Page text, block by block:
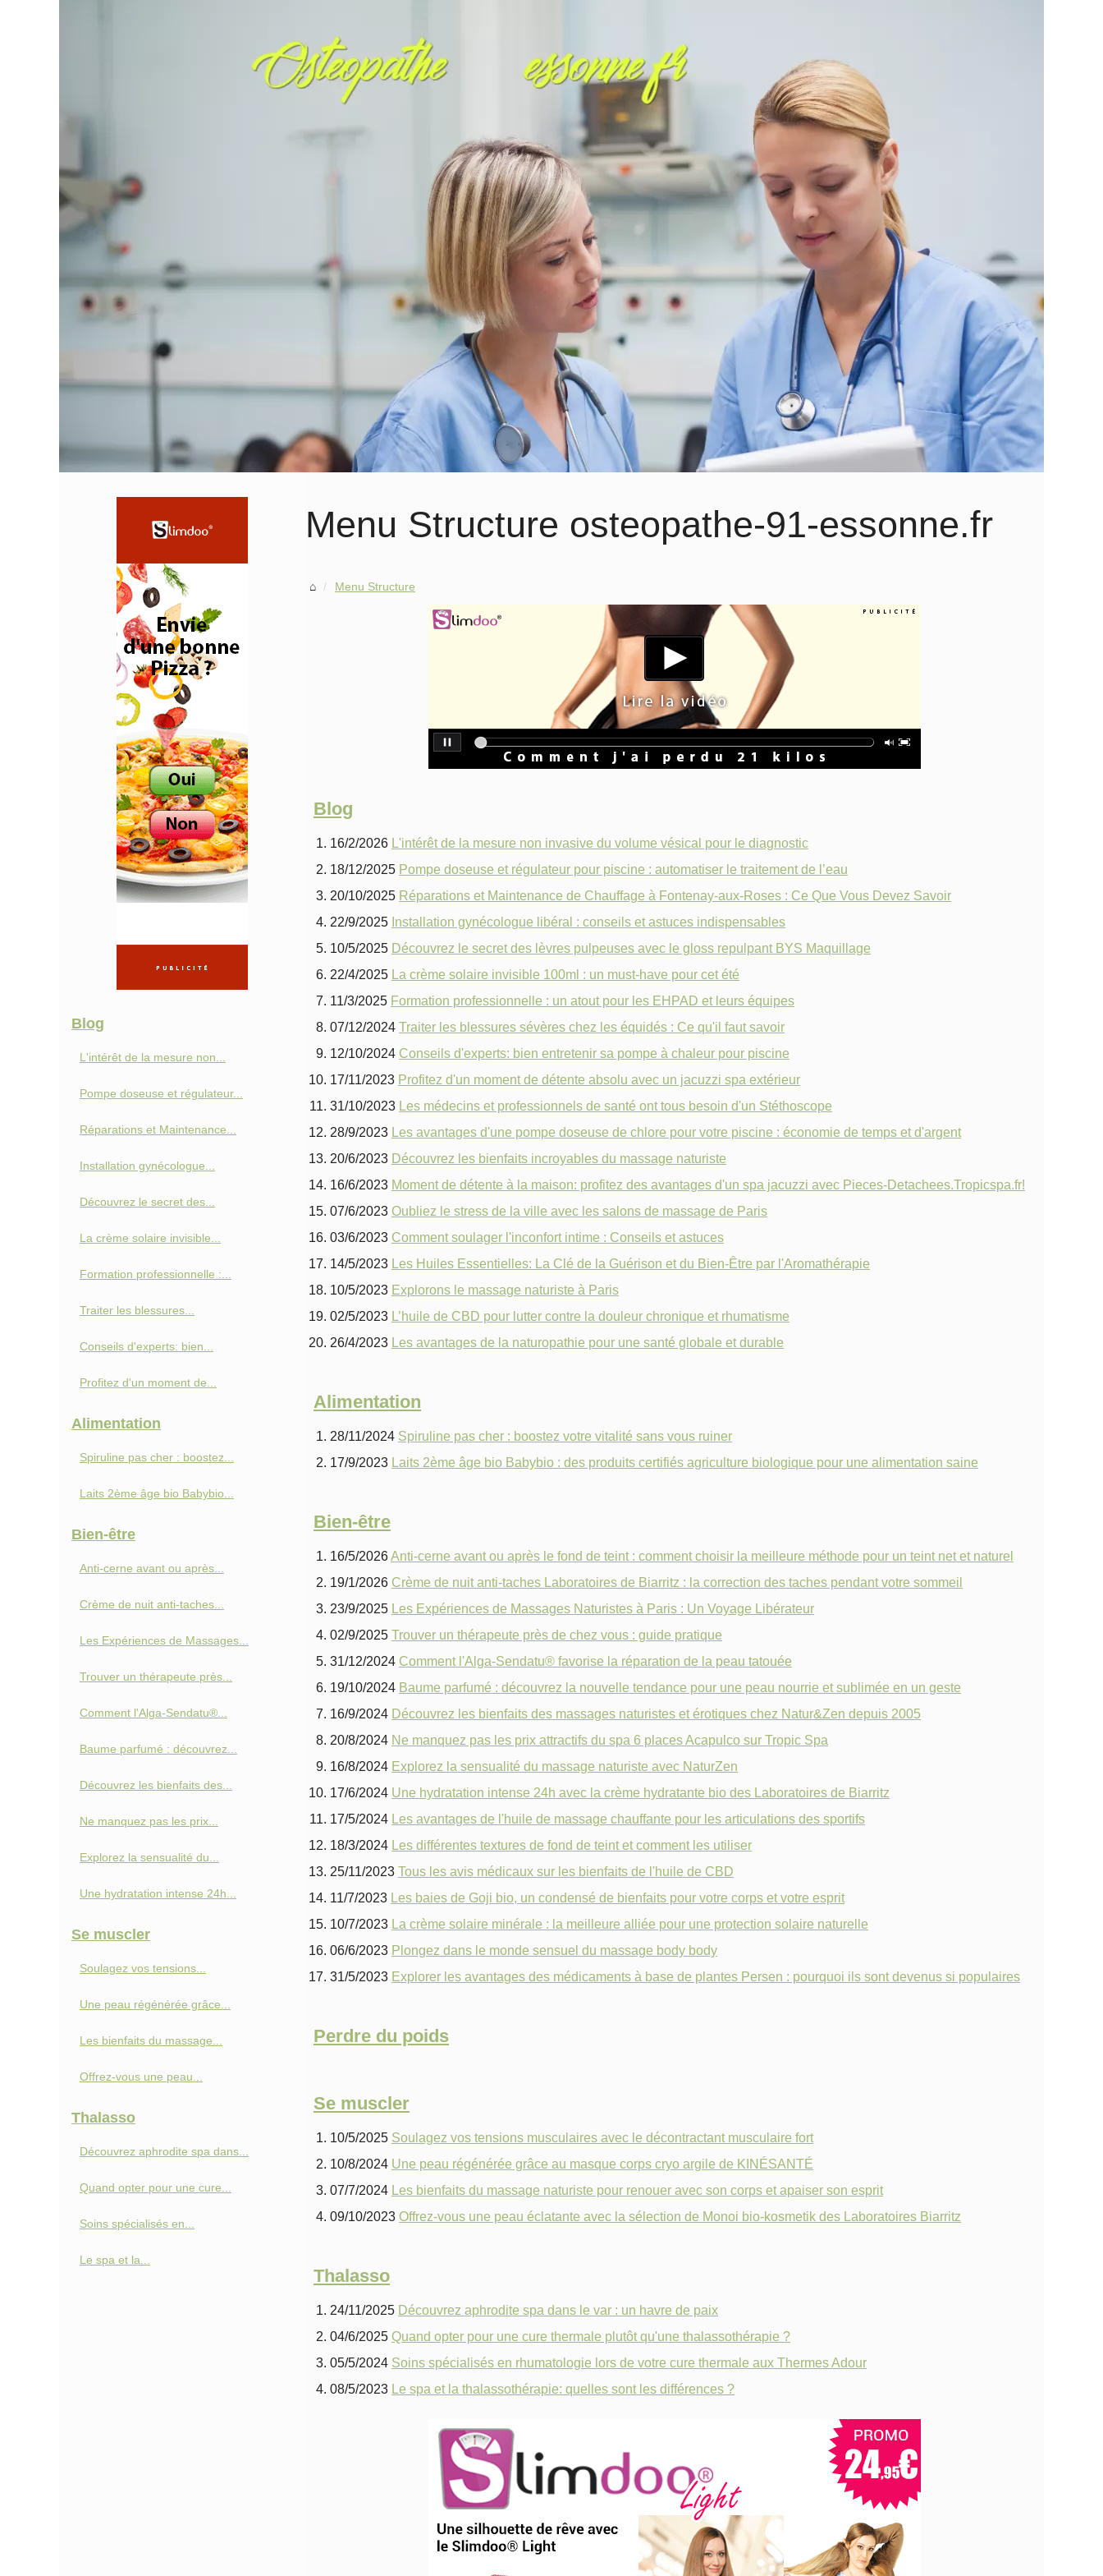
Menu Structure osteopathe-91-essonne.fr
Menu Structure
Blog
16/2/2026 L'intérêt de la mesure non invasive du volume vésical pour le diagnostic
18/12/2025 Pompe doseuse et régulateur pour piscine : automatiser le traitement de l’eau
20/10/2025 Réparations et Maintenance de Chauffage à Fontenay-aux-Roses : Ce Que Vous Devez Savoir
22/9/2025 Installation gynécologue libéral : conseils et astuces indispensables
10/5/2025 Découvrez le secret des lèvres pulpeuses avec le gloss repulpant BYS Maquillage
22/4/2025 La crème solaire invisible 100ml : un must-have pour cet été
11/3/2025 Formation professionnelle : un atout pour les EHPAD et leurs équipes
07/12/2024 Traiter les blessures sévères chez les équidés : Ce qu'il faut savoir
12/10/2024 Conseils d'experts: bien entretenir sa pompe à chaleur pour piscine
17/11/2023 Profitez d'un moment de détente absolu avec un jacuzzi spa extérieur
31/10/2023 Les médecins et professionnels de santé ont tous besoin d'un Stéthoscope
28/9/2023 Les avantages d'une pompe doseuse de chlore pour votre piscine : économie de temps et d'argent
20/6/2023 Découvrez les bienfaits incroyables du massage naturiste
16/6/2023 Moment de détente à la maison: profitez des avantages d'un spa jacuzzi avec Pieces-Detachees.Tropicspa.fr!
07/6/2023 Oubliez le stress de la ville avec les salons de massage de Paris
03/6/2023 Comment soulager l'inconfort intime : Conseils et astuces
14/5/2023 Les Huiles Essentielles: La Clé de la Guérison et du Bien-Être par l'Aromathérapie
10/5/2023 Explorons le massage naturiste à Paris
02/5/2023 L’huile de CBD pour lutter contre la douleur chronique et rhumatisme
26/4/2023 Les avantages de la naturopathie pour une santé globale et durable
Alimentation
28/11/2024 Spiruline pas cher : boostez votre vitalité sans vous ruiner
17/9/2023 Laits 2ème âge bio Babybio : des produits certifiés agriculture biologique pour une alimentation saine
Bien-être
16/5/2026Anti‑cerne avant ou après le fond de teint : comment choisir la meilleure méthode pour un teint net et naturel
19/1/2026 Crème de nuit anti-taches Laboratoires de Biarritz : la correction des taches pendant votre sommeil
23/9/2025 Les Expériences de Massages Naturistes à Paris : Un Voyage Libérateur
02/9/2025 Trouver un thérapeute près de chez vous : guide pratique
31/12/2024 Comment l'Alga-Sendatu® favorise la réparation de la peau tatouée
19/10/2024 Baume parfumé : découvrez la nouvelle tendance pour une peau nourrie et sublimée en un geste
16/9/2024 Découvrez les bienfaits des massages naturistes et érotiques chez Natur&Zen depuis 2005
20/8/2024 Ne manquez pas les prix attractifs du spa 6 places Acapulco sur Tropic Spa
16/8/2024 Explorez la sensualité du massage naturiste avec NaturZen
17/6/2024 Une hydratation intense 24h avec la crème hydratante bio des Laboratoires de Biarritz
17/5/2024 Les avantages de l'huile de massage chauffante pour les articulations des sportifs
18/3/2024 Les différentes textures de fond de teint et comment les utiliser
25/11/2023 Tous les avis médicaux sur les bienfaits de l'huile de CBD
11/7/2023 Les baies de Goji bio, un condensé de bienfaits pour votre corps et votre esprit
10/7/2023 La crème solaire minérale : la meilleure alliée pour une protection solaire naturelle
06/6/2023 Plongez dans le monde sensuel du massage body body
31/5/2023 Explorer les avantages des médicaments à base de plantes Persen : pourquoi ils sont devenus si populaires
Perdre du poids
Se muscler
10/5/2025 Soulagez vos tensions musculaires avec le décontractant musculaire fort
10/8/2024 Une peau régénérée grâce au masque corps cryo argile de KINÉSANTÉ
07/7/2024 Les bienfaits du massage naturiste pour renouer avec son corps et apaiser son esprit
09/10/2023 Offrez-vous une peau éclatante avec la sélection de Monoi bio-kosmetik des Laboratoires Biarritz
Thalasso
24/11/2025 Découvrez aphrodite spa dans le var : un havre de paix
04/6/2025 Quand opter pour une cure thermale plutôt qu'une thalassothérapie ?
05/5/2024 Soins spécialisés en rhumatologie lors de votre cure thermale aux Thermes Adour
08/5/2023 Le spa et la thalassothérapie: quelles sont les différences ?
Blog
L'intérêt de la mesure non...
Pompe doseuse et régulateur...
Réparations et Maintenance...
Installation gynécologue...
Découvrez le secret des...
La crème solaire invisible...
Formation professionnelle :...
Traiter les blessures...
Conseils d'experts: bien...
Profitez d'un moment de...
Alimentation
Spiruline pas cher : boostez...
Laits 2ème âge bio Babybio...
Bien-être
Anti‑cerne avant ou après...
Crème de nuit anti-taches...
Les Expériences de Massages...
Trouver un thérapeute près...
Comment l'Alga-Sendatu®...
Baume parfumé : découvrez...
Découvrez les bienfaits des...
Ne manquez pas les prix...
Explorez la sensualité du...
Une hydratation intense 24h...
Se muscler
Soulagez vos tensions...
Une peau régénérée grâce...
Les bienfaits du massage...
Offrez-vous une peau...
Thalasso
Découvrez aphrodite spa dans...
Quand opter pour une cure...
Soins spécialisés en...
Le spa et la...